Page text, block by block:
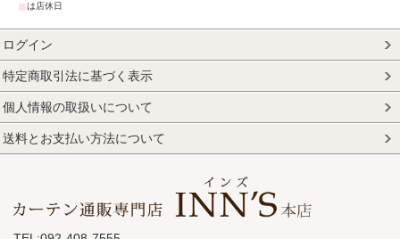
■は店休日
ログイン
特定商取引法に基づく表示
個人情報の取扱いについて
送料とお支払い方法について